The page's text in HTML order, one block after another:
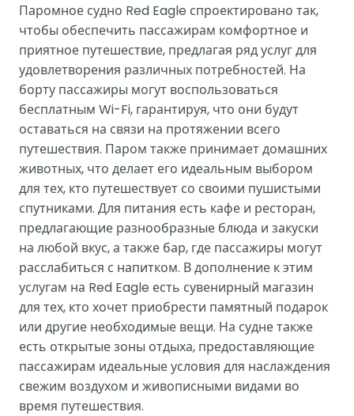
Паромное судно Red Eagle спроектировано так,
чтобы обеспечить пассажирам комфортное и
приятное путешествие, предлагая ряд услуг для
удовлетворения различных потребностей. На
борту пассажиры могут воспользоваться
бесплатным Wi-Fi, гарантируя, что они будут
оставаться на связи на протяжении всего
путешествия. Паром также принимает домашних
животных, что делает его идеальным выбором
для тех, кто путешествует со своими пушистыми
спутниками. Для питания есть кафе и ресторан,
предлагающие разнообразные блюда и закуски
на любой вкус, а также бар, где пассажиры могут
расслабиться с напитком. В дополнение к этим
услугам на Red Eagle есть сувенирный магазин
для тех, кто хочет приобрести памятный подарок
или другие необходимые вещи. На судне также
есть открытые зоны отдыха, предоставляющие
пассажирам идеальные условия для наслаждения
свежим воздухом и живописными видами во
время путешествия.